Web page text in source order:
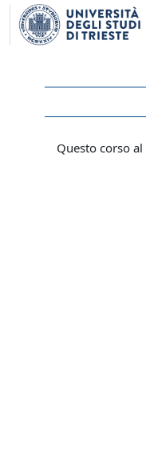
Vai al contenuto principale
Questo corso